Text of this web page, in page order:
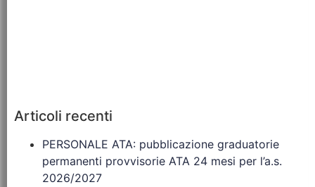
Articoli recenti
PERSONALE ATA: pubblicazione graduatorie
permanenti provvisorie ATA 24 mesi per l’a.s.
2026/2027